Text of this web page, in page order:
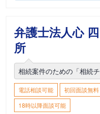
弁護士法人心
所
相続案件のための「相続
電話相談可能 初回面談無料
18時以降面談可能